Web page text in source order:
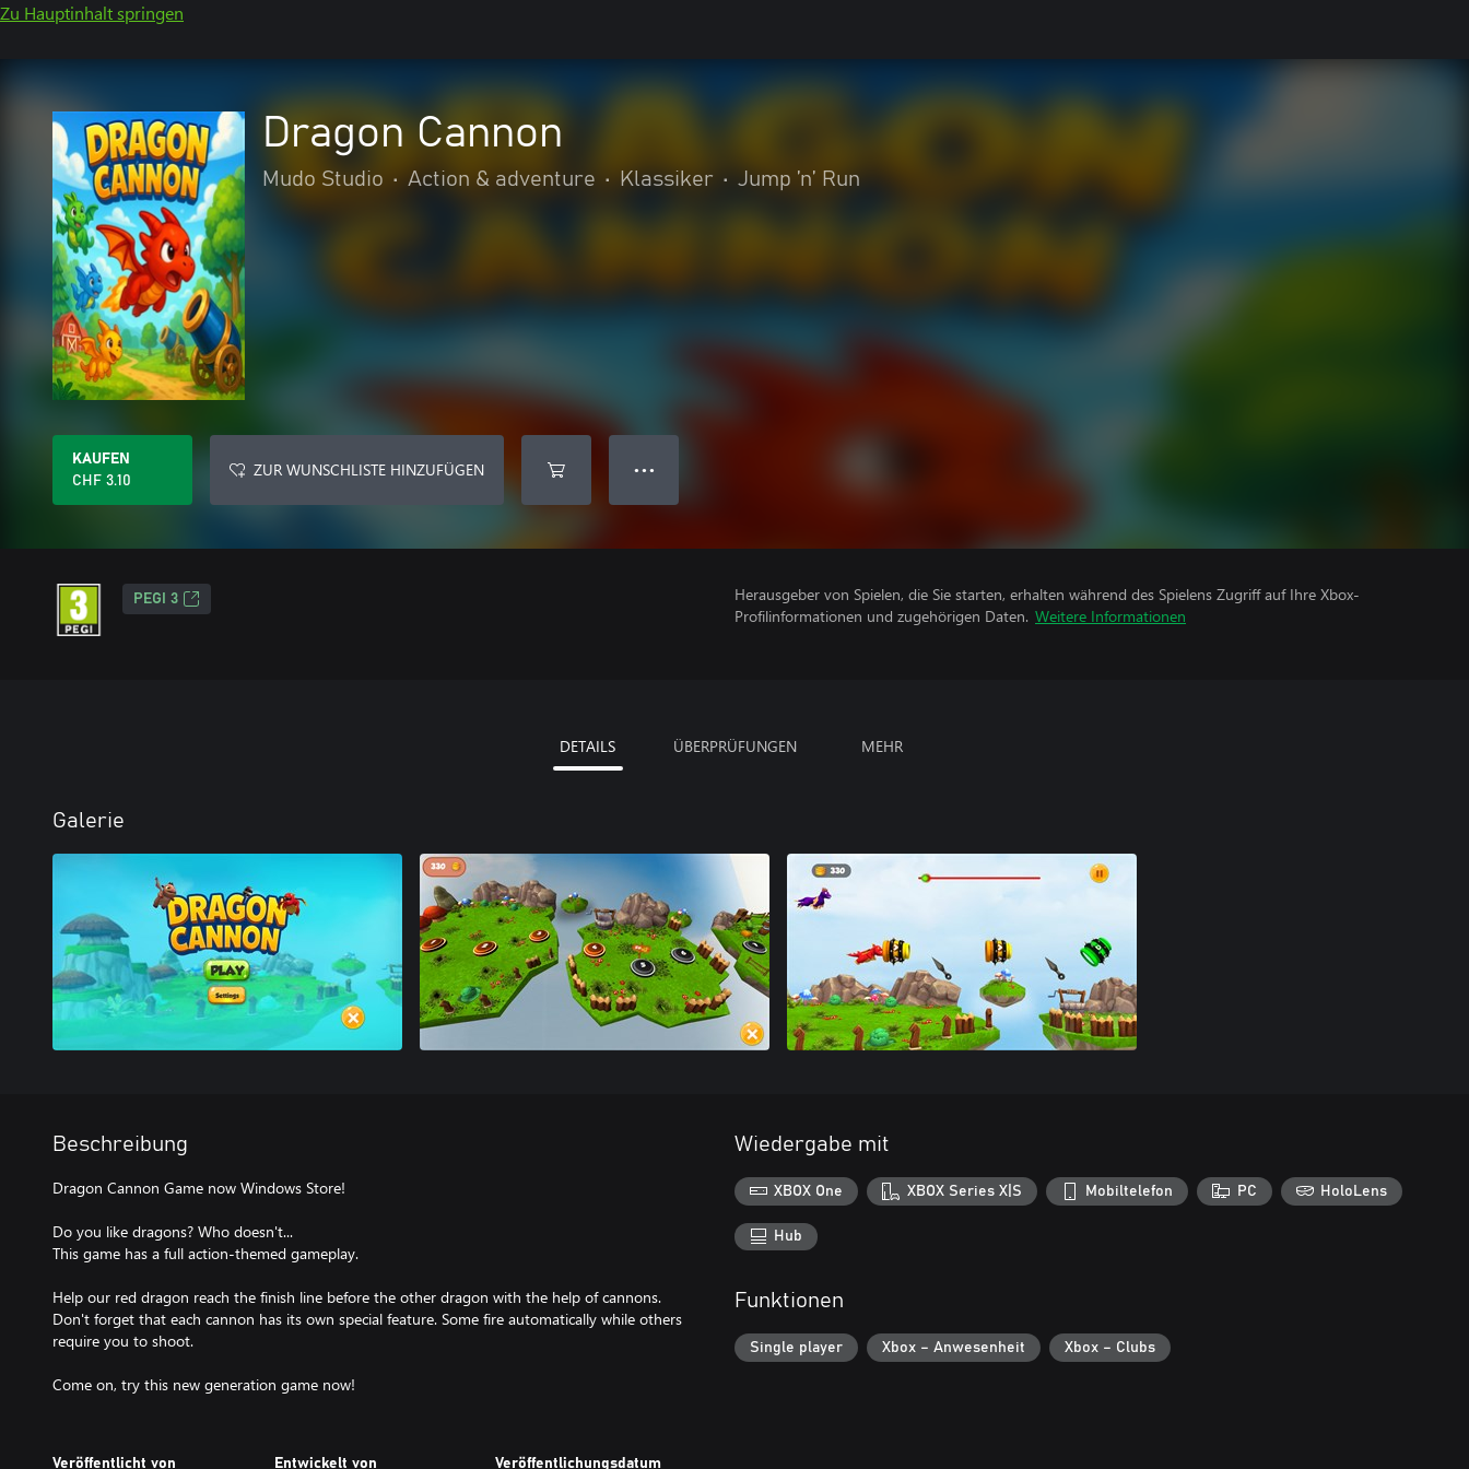
Zu Hauptinhalt springen
Dragon Cannon
Mudo Studio • Action & adventure • Klassiker • Jump ’n’ Run
KAUFEN
CHF 3.10
ZUR WUNSCHLISTE HINZUFÜGEN ● ● ●
PEGI 3
Herausgeber von Spielen, die Sie starten, erhalten während des Spielens Zugriff auf Ihre Xbox-
Profilinformationen und zugehörigen Daten. Weitere Informationen
DETAILS ÜBERPRÜFUNGEN MEHR
Galerie
Beschreibung
Dragon Cannon Game now Windows Store!
Do you like dragons? Who doesn't...
This game has a full action-themed gameplay.
Help our red dragon reach the finish line before the other dragon with the help of cannons.
Don't forget that each cannon has its own special feature. Some fire automatically while others
require you to shoot.
Come on, try this new generation game now!
Veröffentlicht von Entwickelt von Veröffentlichungsdatum
Wiedergabe mit
XBOX One XBOX Series X|S Mobiltelefon PC HoloLens
Hub
Funktionen
Single player Xbox – Anwesenheit Xbox – Clubs